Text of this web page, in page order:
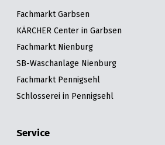
Fachmarkt Garbsen
KÄRCHER Center in Garbsen
Fachmarkt Nienburg
SB-Waschanlage Nienburg
Fachmarkt Pennigsehl
Schlosserei in Pennigsehl
Service